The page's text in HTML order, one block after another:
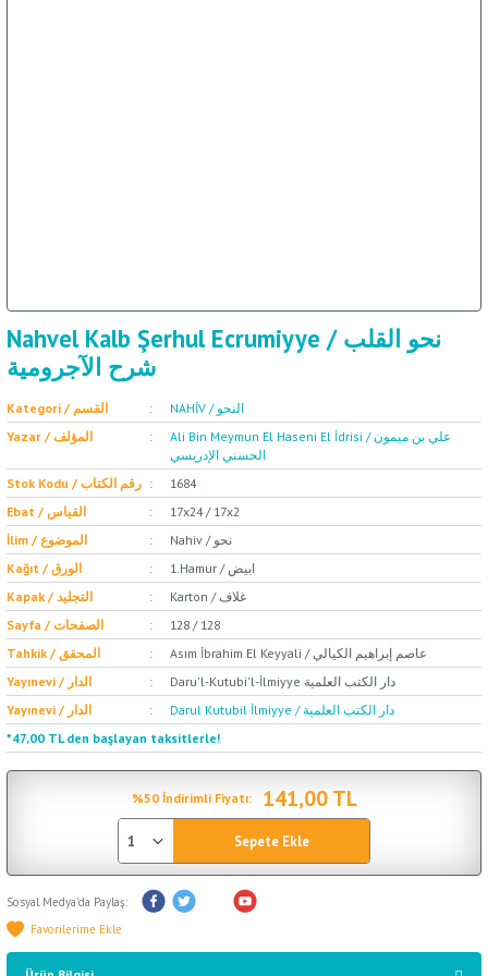
Nahvel Kalb Şerhul Ecrumiyye / نحو القلب
شرح الآجرومية
Kategori / القسم
NAHİV / النحو
Yazar / المؤلف
Ali Bin Meymun El Haseni El İdrisi / علي بن ميمون
الحسني الإدريسي
Stok Kodu / رقم الكتاب
1684
Ebat / القياس
17x24 / 17x2
İlim / الموضوع
Nahiv / نحو
Kağıt / الورق
1.Hamur / ابيض
Kapak / التجليد
Karton / غلاف
Sayfa / الصفحات
128 / 128
Tahkik / المحقق
Asım İbrahim El Keyyali / عاصم إبراهيم الكيالي
Yayınevi / الدار
Daru'l-Kutubi'l-İlmiyye دار الكتب العلمية
Yayınevi / الدار
Darul Kutubil İlmiyye / دار الكتب العلمية
*47,00 TL den başlayan taksitlerle!
%50 İndirimli Fiyatı: 141,00 TL
Sepete Ekle
Sosyal Medya'da Paylaş: